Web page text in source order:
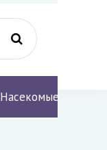
Насекомые